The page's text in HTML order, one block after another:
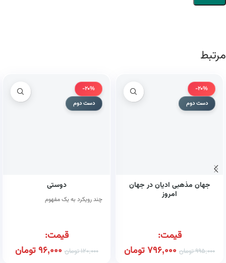
مرتبط
-20%
دست دوم
جهان مذهبی ادیان در جهان
امروز
قیمت:
995,000تومان 796,000تومان
-20%
دست دوم
دوستی
چند رویکرد به یک مفهوم
قیمت:
120,000تومان 96,000تومان